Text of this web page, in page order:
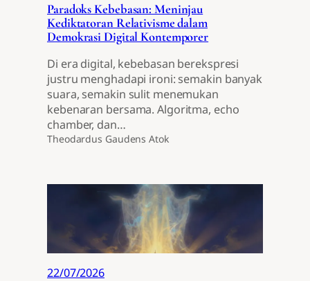
Paradoks Kebebasan: Meninjau
Kediktatoran Relativisme dalam
Demokrasi Digital Kontemporer
Di era digital, kebebasan berekspresi
justru menghadapi ironi: semakin banyak
suara, semakin sulit menemukan
kebenaran bersama. Algoritma, echo
chamber, dan…
Theodardus Gaudens Atok
22/07/2026